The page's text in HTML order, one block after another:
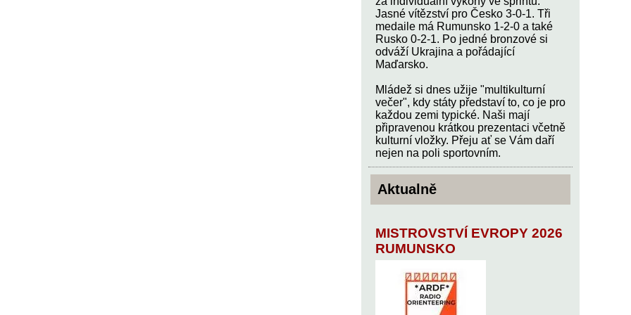
Jasné vítězství pro Česko 3-0-1. Tři
medaile má Rumunsko 1-2-0 a také
Rusko 0-2-1. Po jedné bronzové si
odváží Ukrajina a pořádající
Maďarsko.
Mládež si dnes užije "multikulturní
večer", kdy státy představí to, co je pro
každou zemi typické. Naši mají
připravenou krátkou prezentaci včetně
kulturní vložky. Přeju ať se Vám daří
nejen na poli sportovním.
Aktualně
MISTROVSTVÍ EVROPY 2026
RUMUNSKO